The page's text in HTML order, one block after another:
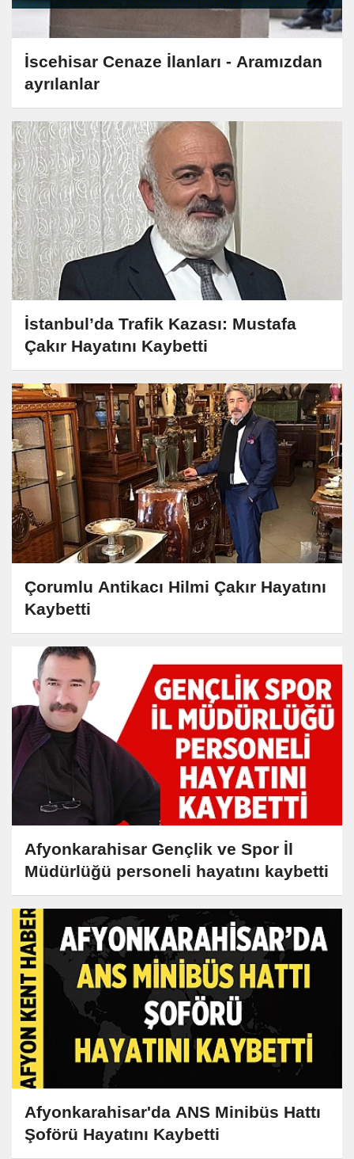
İscehisar Cenaze İlanları - Aramızdan
ayrılanlar
İstanbul’da Trafik Kazası: Mustafa
Çakır Hayatını Kaybetti
Çorumlu Antikacı Hilmi Çakır Hayatını
Kaybetti
Afyonkarahisar Gençlik ve Spor İl
Müdürlüğü personeli hayatını kaybetti
Afyonkarahisar'da ANS Minibüs Hattı
Şoförü Hayatını Kaybetti